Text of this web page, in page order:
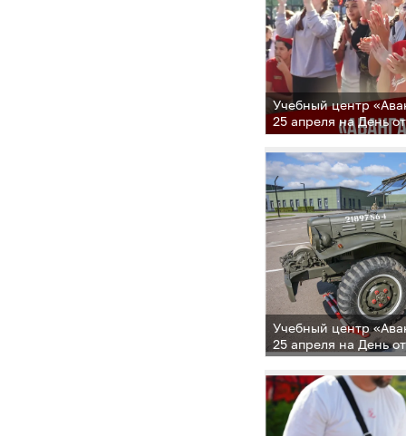
Учебный центр
25 апреля на День
Учебный центр
25 апреля на День